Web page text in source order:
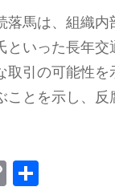
落馬は、組織
といった長年
引の可能性
とを示し、反
C